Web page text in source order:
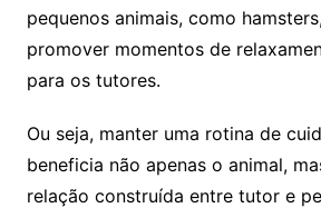
pequenos animais, como
promover momentos de
para os tutores.
Ou seja, manter uma rotina de
beneficia não apenas o animal,
relação construída entre tutor e